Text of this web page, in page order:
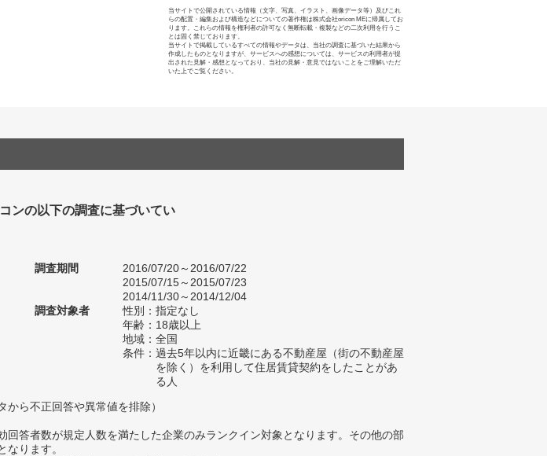
当サイトで公開されている情報（文字、写真、イラスト、画像データ等）及びこれ
らの配置・編集および構造などについての著作権は株式会社oricon MEに帰属してお
ります。これらの情報を権利者の許可なく無断転載・複製などの二次利用を行うこ
とは固く禁じております。
当サイトで掲載しているすべての情報やデータは、当社の調査に基づいた結果から
作成したものとなりますが、サービスへの感想については、サービスの利用者が提
出された見解・感想となっており、当社の見解・意見ではないことをご理解いただ
いた上でご覧ください。
ンの以下の調査に基づいてい
調査期間
2016/07/20～2016/07/22
2015/07/15～2015/07/23
2014/11/30～2014/12/04
調査対象者
性別：指定なし
年齢：18歳以上
地域：全国
条件：過去5年以内に近畿にある不動産屋（街の不動産屋
を除く）を利用して住居賃貸契約をしたことがあ
る人
ら不正回答や異常値を排除）
答者数が規定人数を満たした企業のみランクイン対象となります。その他の部
ります。